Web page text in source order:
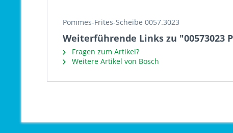
Pommes-Frites-Scheibe 0057.3023
Weiterführende Links zu "00573023
Fragen zum Artikel?
Weitere Artikel von Bosch